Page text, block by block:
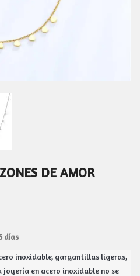
DE AMOR
días
inoxidable, gargantillas ligeras,
joyería en acero inoxidable no se